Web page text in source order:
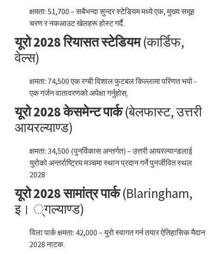
क्षमता: 51,700 – सबैभन्दा सुन्दर स्टेडियम मध्ये एक, मुख्य समूह
चरण र नकआउट खेलहरू होस्ट गर्दै.
यूरो 2028 रियासत स्टेडियम(कार्डिफ,
वेल्स)
क्षमता: 74,500 एक रग्बी विशाल फुटबल किल्लामा परिणत भयो -
एक गर्जन वातावरणको अपेक्षा गर्नुहोस्.
यूरो 2028 केसमेन्ट पार्क(बेलफास्ट, उत्तरी
आयरल्याण्ड)
क्षमता: 34,500 (पुनर्विकास अन्तर्गत) – उत्तरी आयरल्यान्डलाई
युरोको अन्तर्राष्ट्रिय मञ्चमा स्थान प्रदान गर्ने पुनर्जीवित स्थल
2028
यूरो 2028 सामांत्र पार्क(Blaringham,
इ। ्गल्याण्ड)
विला पार्क क्षमता: 42,000 – युरो स्वागत गर्न तयार ऐतिहासिक मैदान
2028 नाटक.